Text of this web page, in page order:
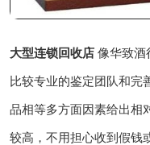
大型连锁回收店像华致酒
比较专业的鉴定团队和完
品相等多方面因素给出相
较高，不用担心收到假钱